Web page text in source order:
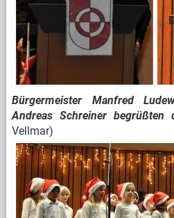
Bürgermeister Manfred
Andreas Schreiner begrüßten
Vellmar)